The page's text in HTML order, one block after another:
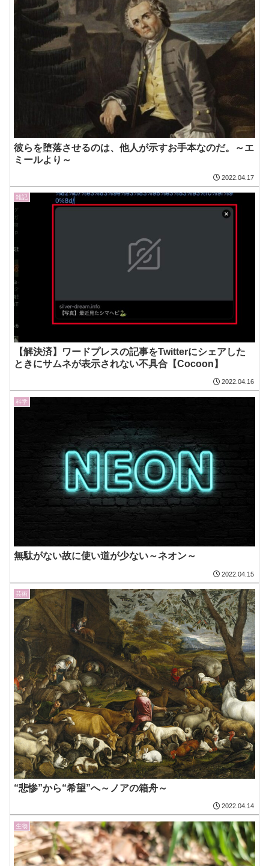
彼らを堕落させるのは、他人が示すお手本なのだ。～エ
ミールより～
2022.04.17
雑記
【解決済】ワードプレスの記事をTwitterにシェアした
ときにサムネが表示されない不具合【Cocoon】
2022.04.16
科学
無駄がない故に使い道が少ない～ネオン～
2022.04.15
芸術
“悲惨”から“希望”へ～ノアの箱舟～
2022.04.14
生物